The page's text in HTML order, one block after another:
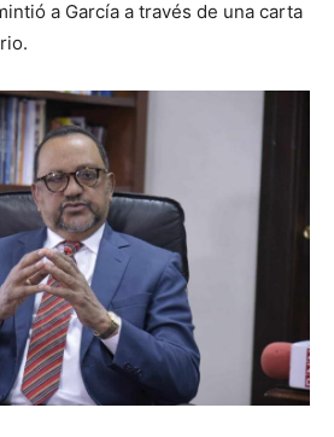
a García a través de una carta